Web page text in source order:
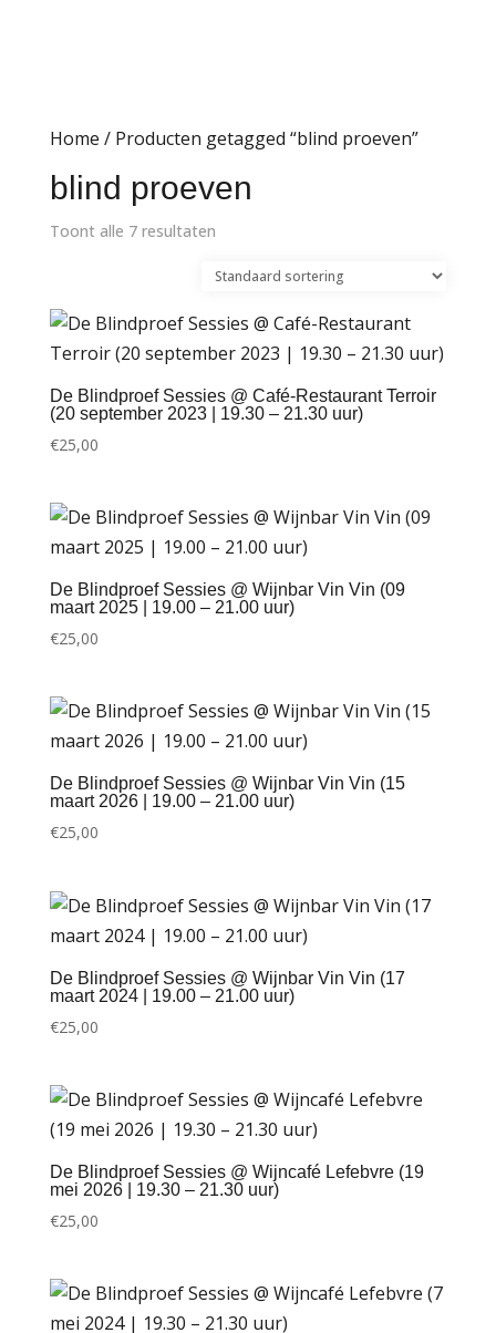
Home / Producten getagged “blind proeven”
blind proeven
Toont alle 7 resultaten
De Blindproef Sessies @ Café-Restaurant Terroir
(20 september 2023 | 19.30 – 21.30 uur)
€25,00
De Blindproef Sessies @ Wijnbar Vin Vin (09
maart 2025 | 19.00 – 21.00 uur)
€25,00
De Blindproef Sessies @ Wijnbar Vin Vin (15
maart 2026 | 19.00 – 21.00 uur)
€25,00
De Blindproef Sessies @ Wijnbar Vin Vin (17
maart 2024 | 19.00 – 21.00 uur)
€25,00
De Blindproef Sessies @ Wijncafé Lefebvre (19
mei 2026 | 19.30 – 21.30 uur)
€25,00